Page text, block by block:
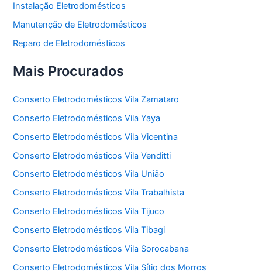
Instalação Eletrodomésticos
Manutenção de Eletrodomésticos
Reparo de Eletrodomésticos
Mais Procurados
Conserto Eletrodomésticos Vila Zamataro
Conserto Eletrodomésticos Vila Yaya
Conserto Eletrodomésticos Vila Vicentina
Conserto Eletrodomésticos Vila Venditti
Conserto Eletrodomésticos Vila União
Conserto Eletrodomésticos Vila Trabalhista
Conserto Eletrodomésticos Vila Tijuco
Conserto Eletrodomésticos Vila Tibagi
Conserto Eletrodomésticos Vila Sorocabana
Conserto Eletrodomésticos Vila Sítio dos Morros